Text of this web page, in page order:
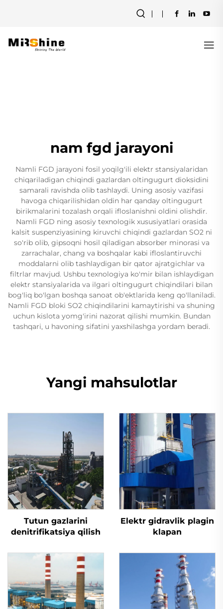
nam fgd jarayoni
Namli FGD jarayoni fosil yoqilg'ili elektr stansiyalaridan
chiqariladigan chiqindi gazlardan oltingugurt dioksidini
samarali ravishda olib tashlaydi. Uning asosiy vazifasi
havoga chiqarilishidan oldin har qanday oltingugurt
birikmalarini tozalash orqali ifloslanishni oldini olishdir.
Namli FGD ning asosiy texnologik xususiyatlari orasida
kalsit suspenziyasining kiruvchi chiqindi gazlardan SO2 ni
so'rib olib, gipsoqni hosil qiladigan absorber minorasi va
zarrachalar, chang va boshqalar kabi ifloslantiruvchi
moddalarni olib tashlaydigan bir qator ajratgichlar va
filtrlar mavjud. Ushbu texnologiya ko'mir bilan ishlaydigan
elektr stansiyalarida va ilgari oltingugurt chiqindilari bilan
bog'liq bo'lgan boshqa sanoat ob'ektlarida keng qo'llaniladi.
Namli FGD bloki SO2 chiqindilarini kamaytirishi va shuning
uchun kislota yomg'irini nazorat qilishi mumkin. Bundan
tashqari, u havoning sifatini yaxshilashga yordam beradi.
Yangi mahsulotlar
Tutun gazlarini
denitrifikatsiya qilish
Elektr gidravlik plagin
klapan